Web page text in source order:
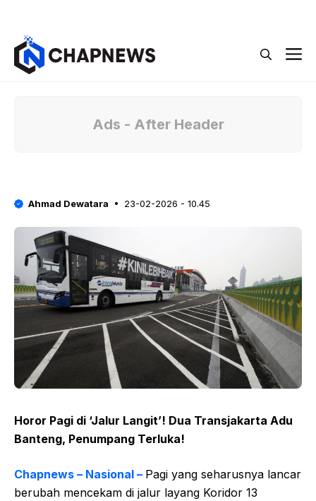
Ads - After Header
Ahmad Dewatara 23-02-2026 - 10.45
Horor Pagi di ‘Jalur Langit’! Dua Transjakarta Adu
Banteng, Penumpang Terluka!
Chapnews – Nasional – Pagi yang seharusnya lancar
berubah mencekam di jalur layang Koridor 13